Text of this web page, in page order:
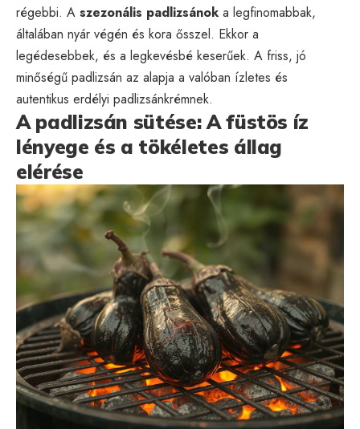
régebbi. A szezonális padlizsánok a legfinomabbak,
általában nyár végén és kora ősszel. Ekkor a
legédesebbek, és a legkevésbé keserűek. A friss, jó
minőségű padlizsán az alapja a valóban ízletes és
autentikus erdélyi padlizsánkrémnek.
A padlizsán sütése: A füstös íz
lényege és a tökéletes állag
elérése